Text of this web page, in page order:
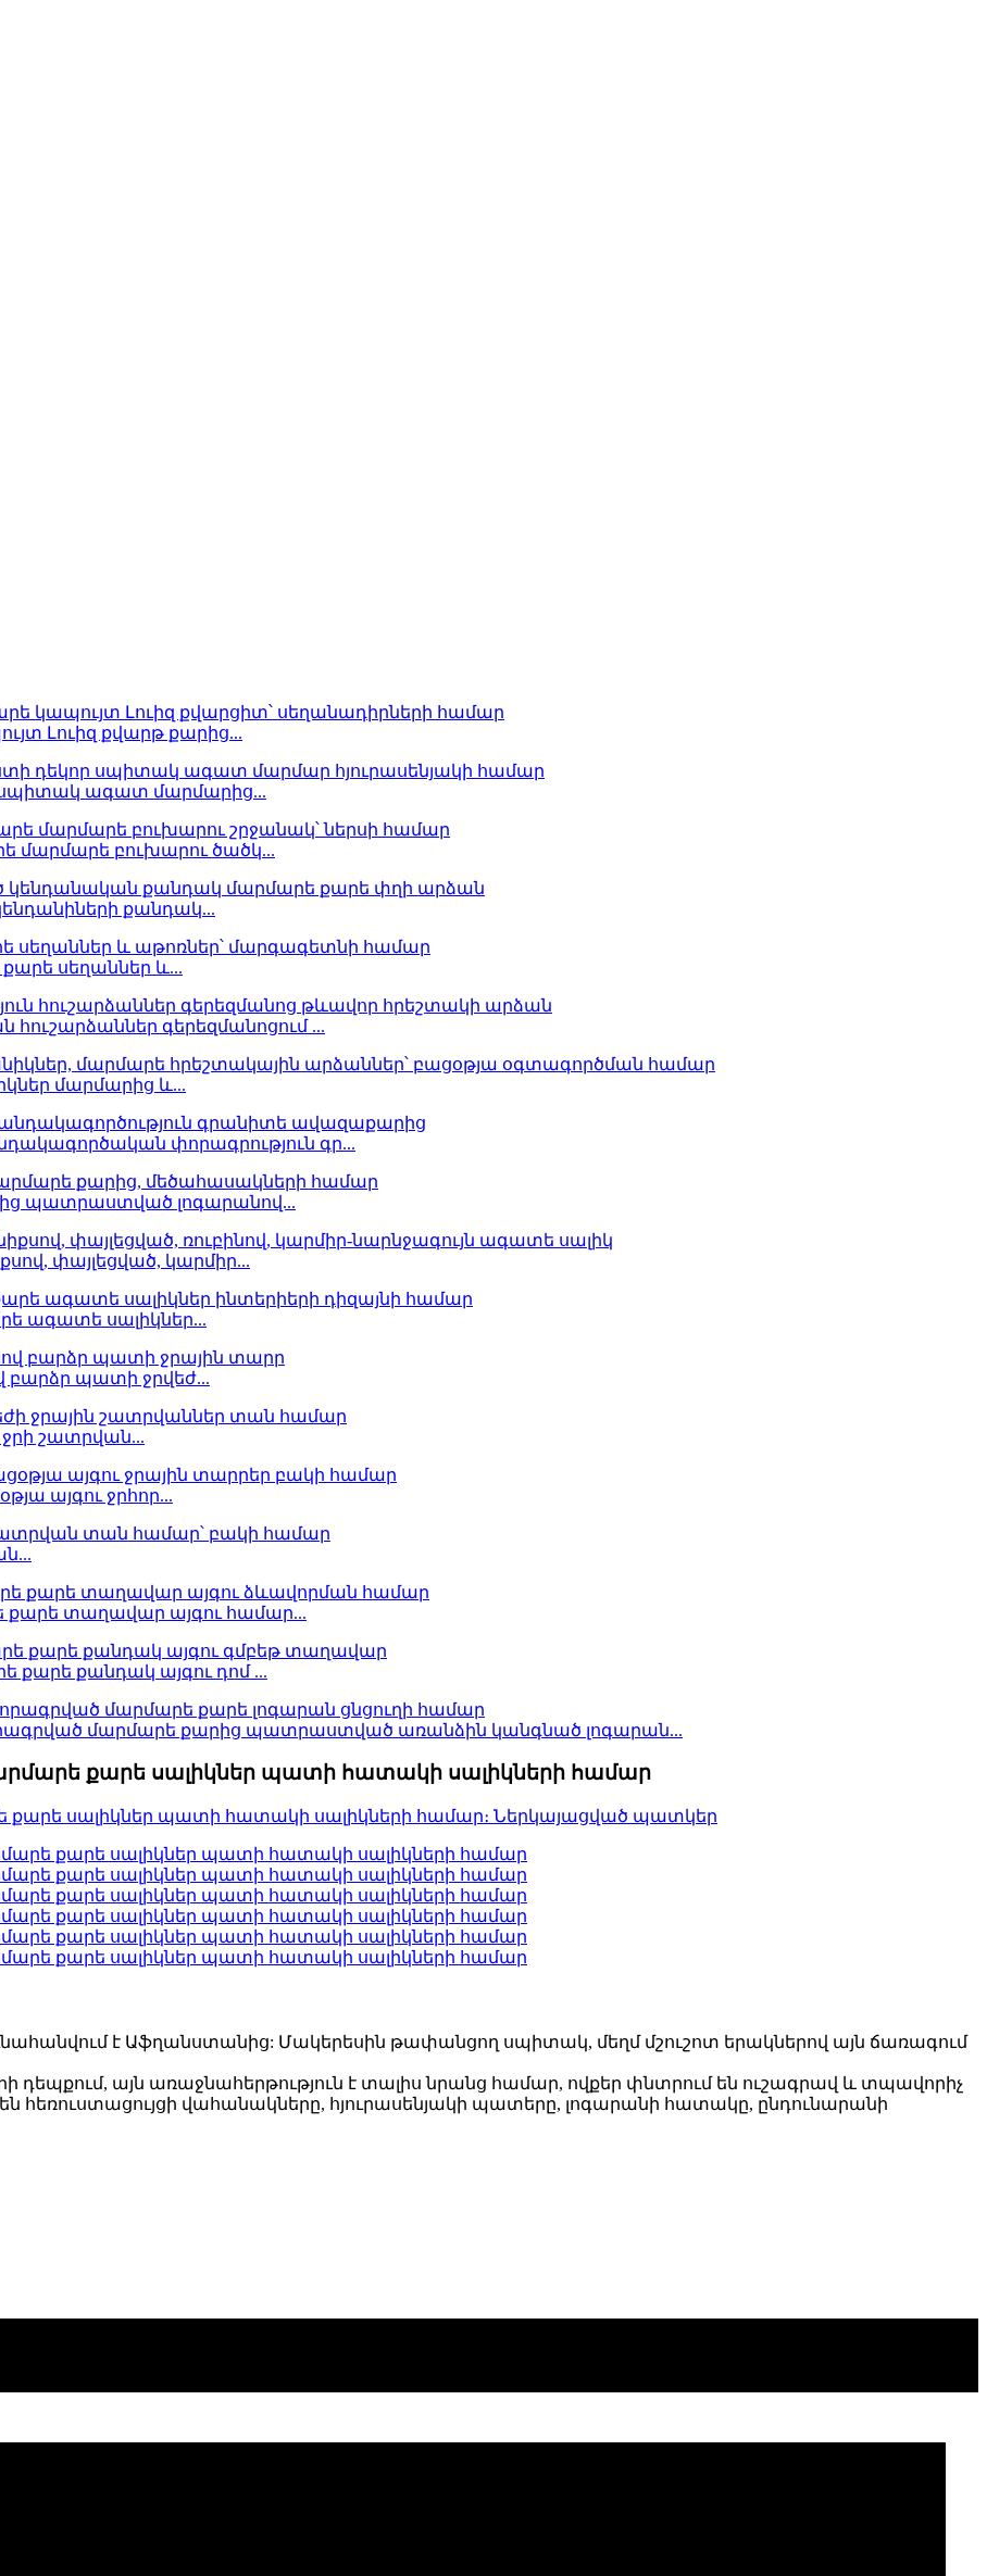
Լուիզ քվարթ քարից...
ագատ մարմարից...
մարմարե բուխարու ծածկ...
քանդակ...
սեղաններ և...
գերեզմանոցում ...
մարմարից և...
փորագրություն գր...
պատրաստված լոգարանով...
փայլեցված, կարմիր...
ագատե սալիկներ...
բարձր պատի ջրվեժ...
շատրվան...
այգու ջրհոր...
տաղավար այգու համար...
քանդակ այգու դոմ ...
մարմարե քարից պատրաստված առանձին կանգնած լոգարան...
քարե սալիկներ պատի հատակի սալիկների համար
է Աֆղանստանից: Մակերեսին թափանցող սպիտակ, մեղմ մշուշոտ երակներով այն ճառագում
դեպքում, այն առաջնահերթություն է տալիս նրանց համար, ովքեր փնտրում են ուշագրավ և տպավորիչ
հեռուստացույցի վահանակները, հյուրասենյակի պատերը, լոգարանի հատակը, ընդունարանի